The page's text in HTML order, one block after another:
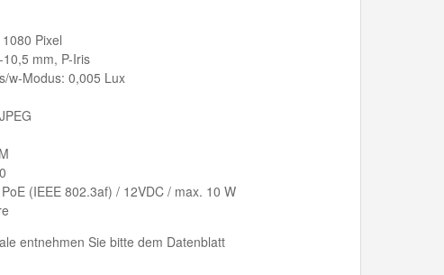
Pixel
mm, P-Iris
w-Modus: 0,005 Lux
(IEEE 802.3af) / 12VDC / max. 10 W
entnehmen Sie bitte dem Datenblatt